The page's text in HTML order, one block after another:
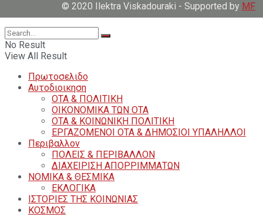
© 2020 Ilektra Viskadouraki - Supported by MF
No Result
View All Result
Πρωτοσελιδο
Αυτοδιοικηση
ΟΤΑ & ΠΟΛΙΤΙΚΗ
ΟΙΚΟΝΟΜΙΚΑ ΤΩΝ ΟΤΑ
ΟΤΑ & ΚΟΙΝΩΝΙΚΗ ΠΟΛΙΤΙΚΗ
ΕΡΓΑΖΟΜΕΝΟΙ ΟΤΑ & ΔΗΜΟΣΙΟΙ ΥΠΑΛΗΛΛΟΙ
Περιβαλλον
ΠΟΛΕΙΣ & ΠΕΡΙΒΑΛΛΟΝ
ΔΙΑΧΕΙΡΙΣΗ ΑΠΟΡΡΙΜΜΑΤΩΝ
ΝΟΜΙΚΑ & ΘΕΣΜΙΚΑ
ΕΚΛΟΓΙΚΑ
ΙΣΤΟΡΙΕΣ ΤΗΣ ΚΟΙΝΩΝΙΑΣ
ΚΟΣΜΟΣ